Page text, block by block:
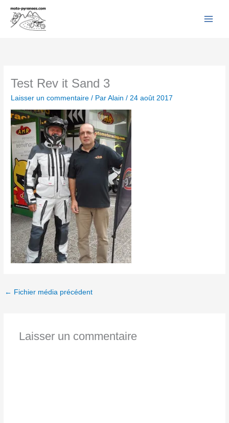
contenu
Test Rev it Sand 3
Laisser un commentaire / ParAlain/ 24 août 2017
← Fichier média précédent
Laisser un commentaire